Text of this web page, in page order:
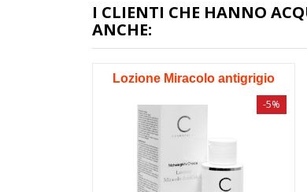
I CLIENTI CHE HANNO
ANCHE:
Lozione Miracolo antigrigio
-5%